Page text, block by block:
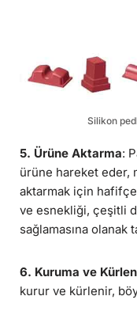
Silikon
5. Ürüne Aktarma:
ürüne hareket eder,
aktarmak için hafifçe
ve esnekliği, çeşitli
sağlamasına olanak
6. Kuruma ve
kurur ve kürlenir,